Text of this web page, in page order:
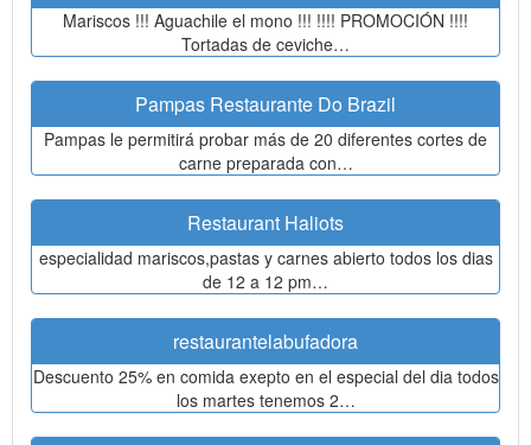
Mariscos !!! Aguachile el mono !!! !!!! PROMOCIÓN !!!!
Tortadas de ceviche…
Pampas Restaurante Do Brazil
Pampas le permitirá probar más de 20 diferentes cortes de
carne preparada con…
Restaurant Haliots
especialidad mariscos,pastas y carnes abierto todos los dias
de 12 a 12 pm…
restaurantelabufadora
Descuento 25% en comida exepto en el especial del dia todos
los martes tenemos 2…